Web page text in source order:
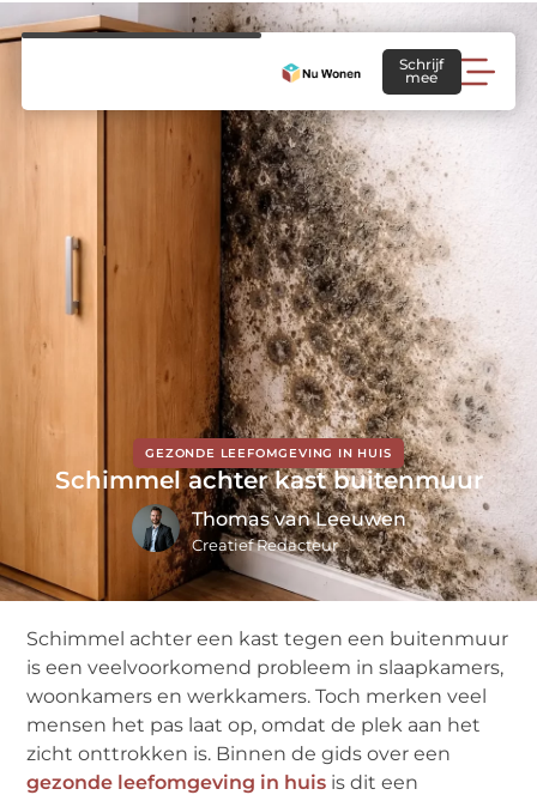
Schrijf
mee
GEZONDE LEEFOMGEVING IN HUIS
Schimmel achter kast buitenmuur
Thomas van Leeuwen
Creatief Redacteur
Schimmel achter een kast tegen een buitenmuur
is een veelvoorkomend probleem in slaapkamers,
woonkamers en werkkamers. Toch merken veel
mensen het pas laat op, omdat de plek aan het
zicht onttrokken is. Binnen de gids over een
gezonde leefomgeving in huis is dit een